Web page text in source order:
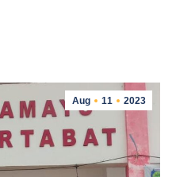
Aug 11 2023